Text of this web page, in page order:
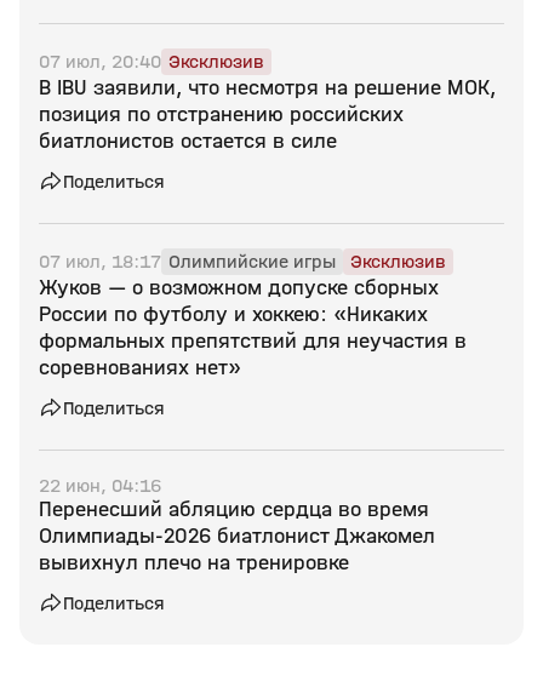
07 июл, 20:40 Эксклюзив
В IBU заявили, что несмотря на решение МОК,
позиция по отстранению российских
биатлонистов остается в силе
Поделиться
07 июл, 18:17 Олимпийские игры Эксклюзив
Жуков — о возможном допуске сборных
России по футболу и хоккею: «Никаких
формальных препятствий для неучастия в
соревнованиях нет»
Поделиться
22 июн, 04:16
Перенесший абляцию сердца во время
Олимпиады‑2026 биатлонист Джакомел
вывихнул плечо на тренировке
Поделиться